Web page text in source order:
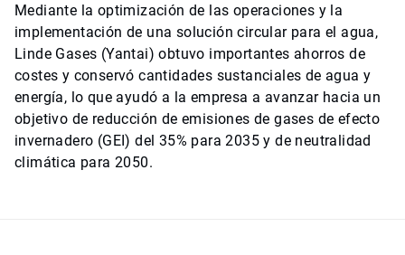
Mediante la optimización de las operaciones y la
implementación de una solución circular para el agua,
Linde Gases (Yantai) obtuvo importantes ahorros de
costes y conservó cantidades sustanciales de agua y
energía, lo que ayudó a la empresa a avanzar hacia un
objetivo de reducción de emisiones de gases de efecto
invernadero (GEI) del 35% para 2035 y de neutralidad
climática para 2050.